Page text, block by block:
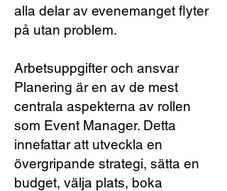
alla delar av evenemanget flyter
på utan problem.
Arbetsuppgifter och ansvar
Planering är en av de mest
centrala aspekterna av rollen
som Event Manager. Detta
innefattar att utveckla en
övergripande strategi, sätta en
budget, välja plats, boka